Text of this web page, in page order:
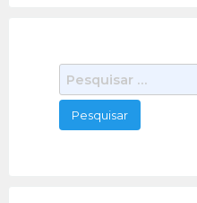
e
q